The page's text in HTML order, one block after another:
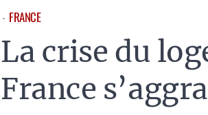
⋅ FRANCE
La crise du
France